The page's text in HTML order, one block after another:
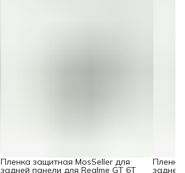
Пленка защитная MosSeller для
задней панели для Realme GT 6T
Пленка
задней